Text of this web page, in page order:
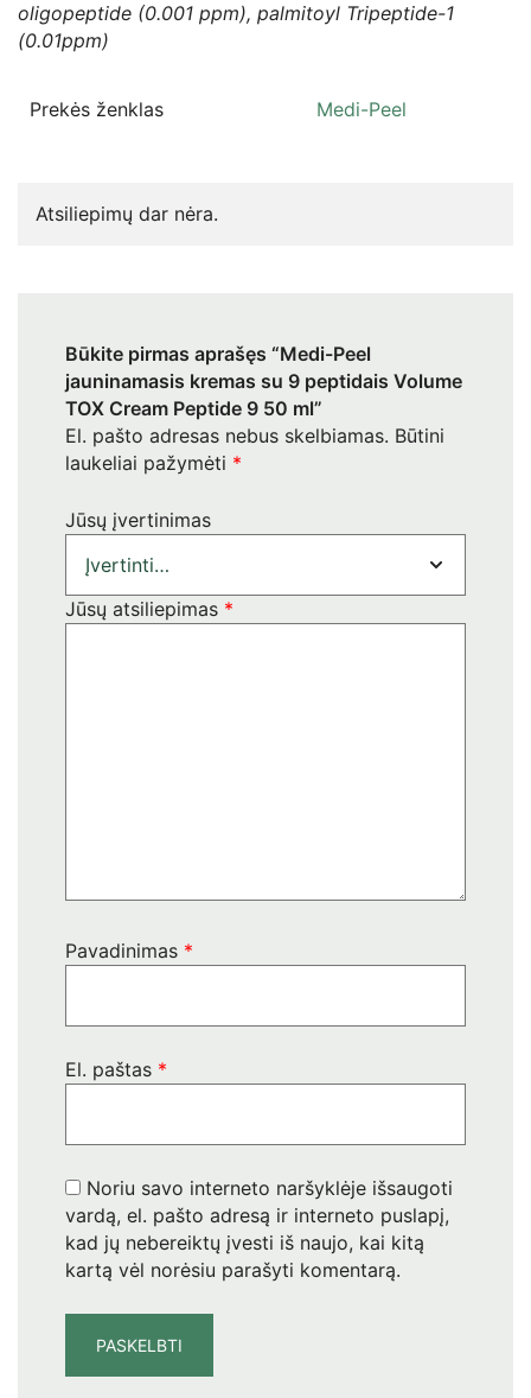
oligopeptide (0.001 ppm), palmitoyl Tripeptide-1
(0.01ppm)
Prekės ženklas Medi-Peel
Atsiliepimų dar nėra.
Būkite pirmas aprašęs “Medi-Peel
jauninamasis kremas su 9 peptidais Volume
TOX Cream Peptide 9 50 ml”
El. pašto adresas nebus skelbiamas. Būtini
laukeliai pažymėti *
Jūsų įvertinimas
Jūsų atsiliepimas *
Pavadinimas *
El. paštas *
Noriu savo interneto naršyklėje išsaugoti
vardą, el. pašto adresą ir interneto puslapį,
kad jų nebereiktų įvesti iš naujo, kai kitą
kartą vėl norėsiu parašyti komentarą.